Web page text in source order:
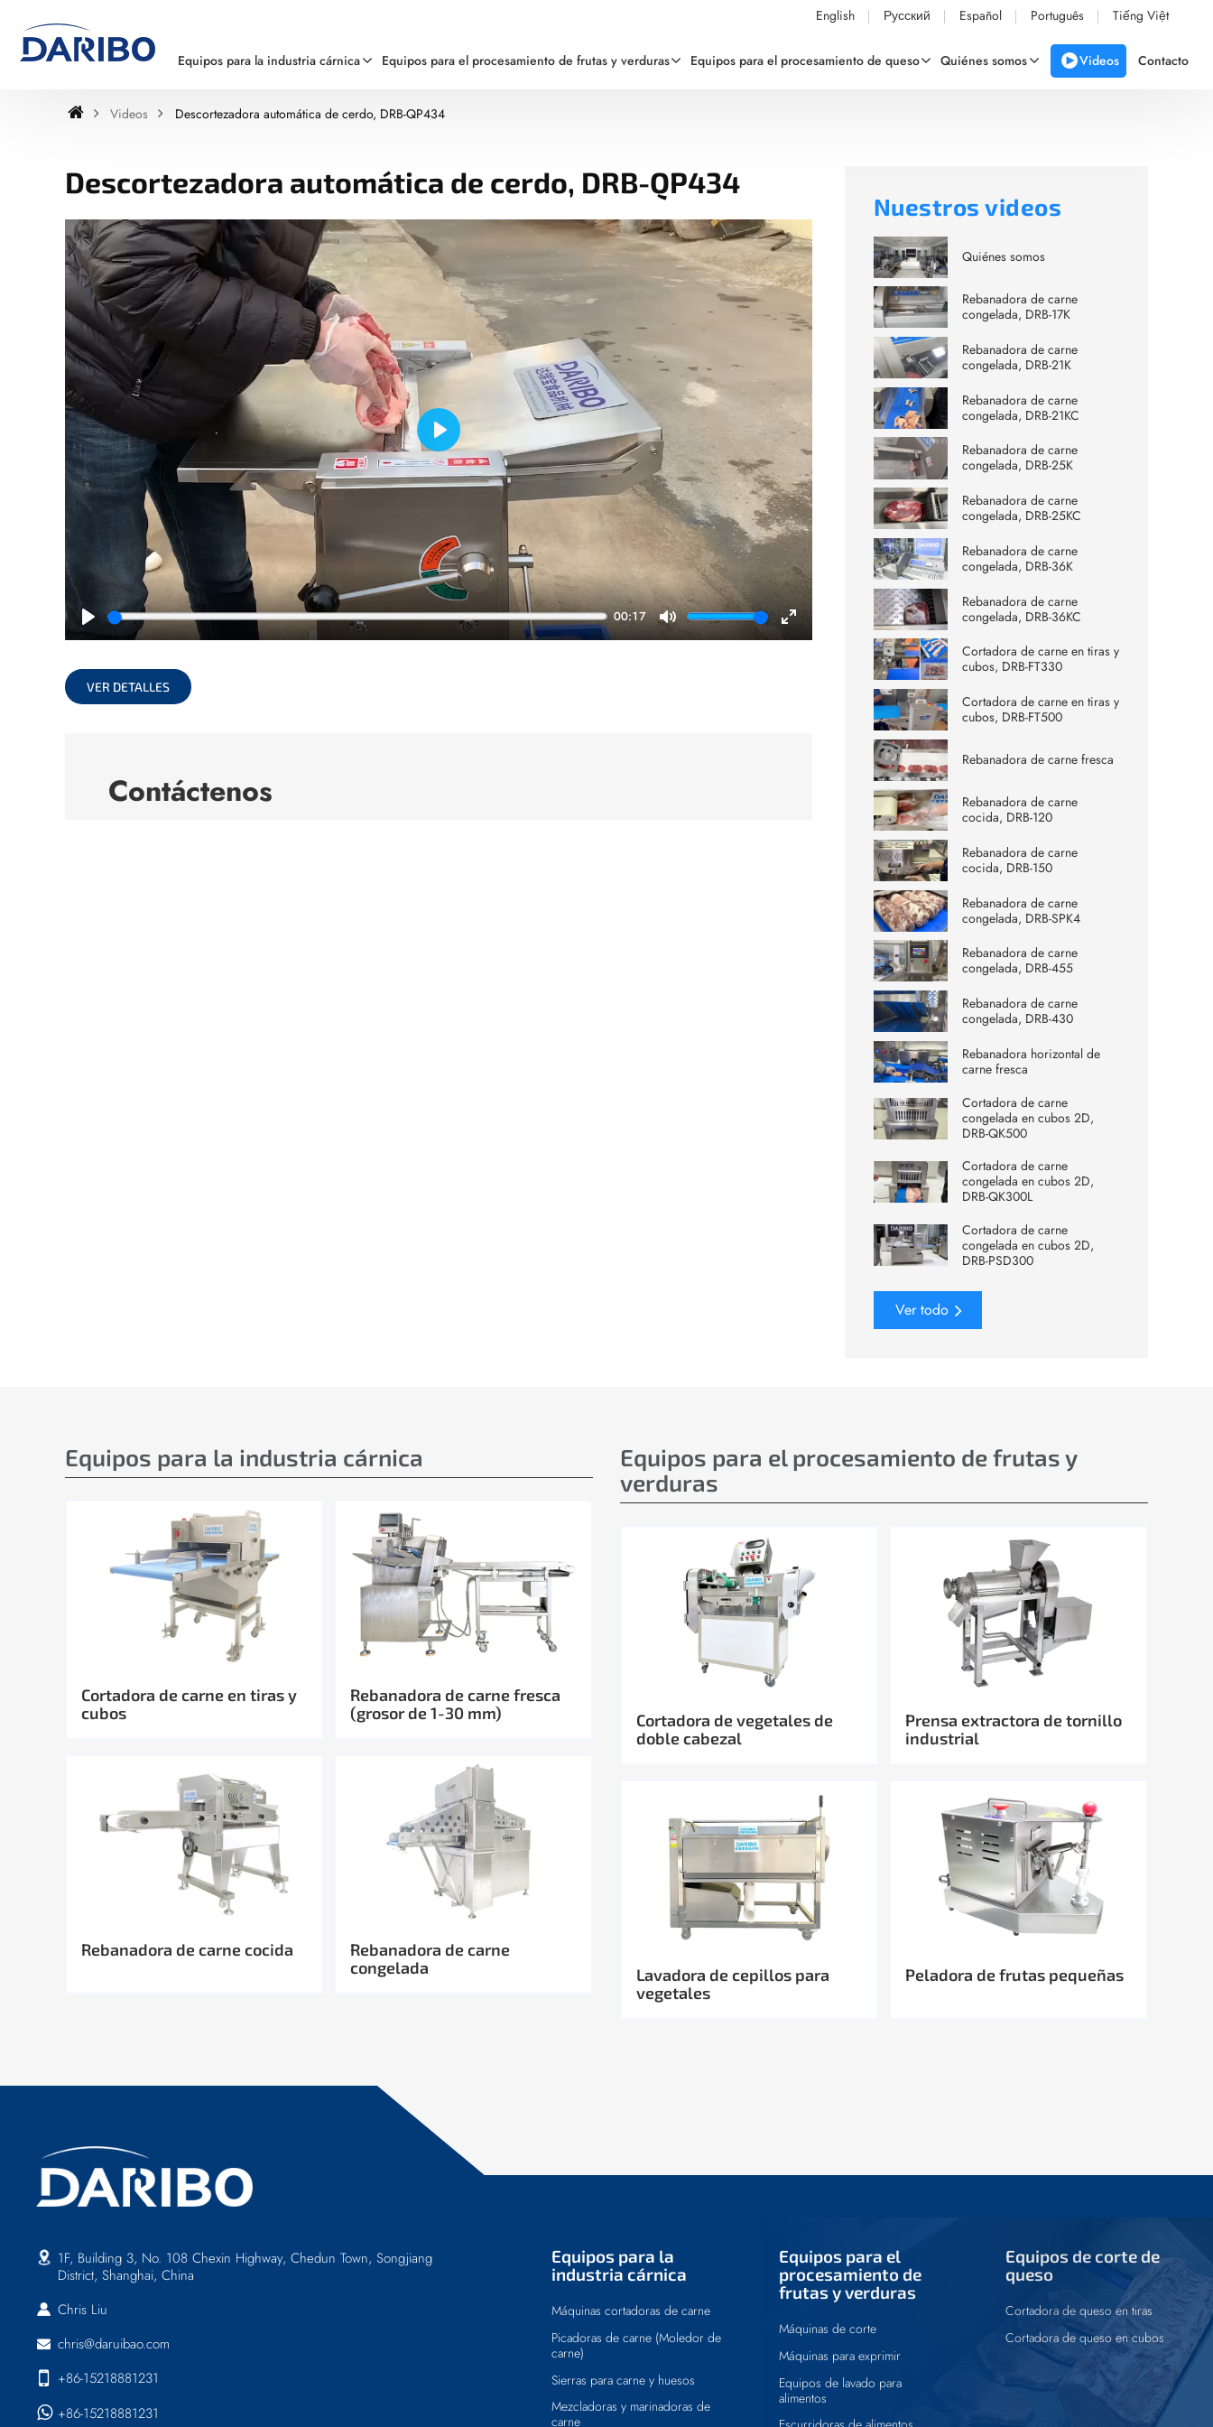
English Русский Español Português Tiếng Việt
Equipos para la industria cárnica Equipos para el procesamiento de frutas y verduras Equipos para el procesamiento de queso Quiénes somos Videos Contacto
Videos Descortezadora automática de cerdo, DRB-QP434
Descortezadora automática de cerdo, DRB-QP434
Play
00:17
Mute
Enter
Play
VER DETALLES
Contáctenos
Nuestros videos
Quiénes somos
Rebanadora de carne
congelada, DRB-17K
Rebanadora de carne
congelada, DRB-21K
Rebanadora de carne
congelada, DRB-21KC
Rebanadora de carne
congelada, DRB-25K
Rebanadora de carne
congelada, DRB-25KC
Rebanadora de carne
congelada, DRB-36K
Rebanadora de carne
congelada, DRB-36KC
Cortadora de carne en tiras y
cubos, DRB-FT330
Cortadora de carne en tiras y
cubos, DRB-FT500
Rebanadora de carne fresca
Rebanadora de carne
cocida, DRB-120
Rebanadora de carne
cocida, DRB-150
Rebanadora de carne
congelada, DRB-SPK4
Rebanadora de carne
congelada, DRB-455
Rebanadora de carne
congelada, DRB-430
Rebanadora horizontal de
carne fresca
Cortadora de carne
congelada en cubos 2D,
DRB-QK500
Cortadora de carne
congelada en cubos 2D,
DRB-QK300L
Cortadora de carne
congelada en cubos 2D,
DRB-PSD300
Ver todo
Equipos para la industria cárnica
Cortadora de carne en tiras y
cubos
Rebanadora de carne fresca
(grosor de 1-30 mm)
Rebanadora de carne cocida
Rebanadora de carne
congelada
Equipos para el procesamiento de frutas y
verduras
Cortadora de vegetales de
doble cabezal
Prensa extractora de tornillo
industrial
Lavadora de cepillos para
vegetales
Peladora de frutas pequeñas
Equipos para la
industria cárnica
Máquinas cortadoras de carne
Picadoras de carne (Moledor de
carne)
Sierras para carne y huesos
Mezcladoras y marinadoras de
carne
Equipos para el
procesamiento de
frutas y verduras
Máquinas de corte
Máquinas para exprimir
Equipos de lavado para
alimentos
Equipos de corte de
queso
Cortadora de queso en tiras
Cortadora de queso en cubos
1F, Building 3, No. 108 Chexin Highway, Chedun Town, Songjiang
District, Shanghai, China
Chris Liu
chris@daruibao.com
+86-15218881231
+86-15218881231